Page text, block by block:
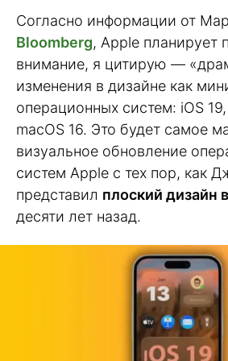
Согласно информации от
Bloomberg, Apple планирует
внимание, я цитирую —
изменения в дизайне как
операционных систем: iOS
macOS 16. Это будет самое
визуальное обновление
систем Apple с тех пор, как
представил плоский дизайн
десяти лет назад.